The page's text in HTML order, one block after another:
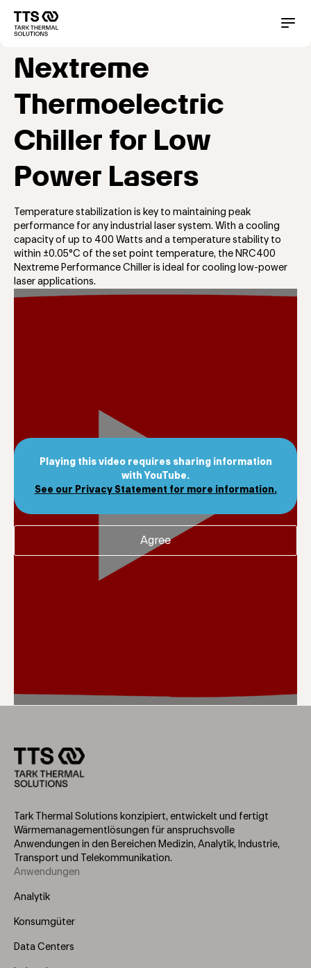
zum
Inhalt
Nextreme
Thermoelectric
Chiller for Low
Power Lasers
Temperature stabilization is key to maintaining peak
performance for any industrial laser system. With a cooling
capacity of up to 400 Watts and a temperature stability to
within ±0.05°C of the set point temperature, the NRC400
Nextreme Performance Chiller is ideal for cooling low-power
laser applications.
Playing this video requires sharing information
with YouTube.
See our Privacy Statement for more information.
Tark Thermal Solutions konzipiert, entwickelt und fertigt
Wärmemanagementlösungen für anspruchsvolle
Anwendungen in den Bereichen Medizin, Analytik, Industrie,
Transport und Telekommunikation.
Footer
Menu
Anwendungen
Analytik
Konsumgüter
Data Centers